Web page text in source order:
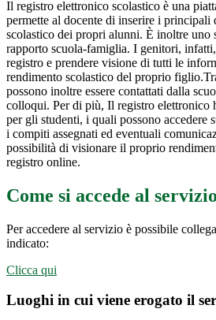
Il registro elettronico scolastico è una
permette al docente di inserire i principali
scolastico dei propri alunni. È inoltre uno
rapporto scuola-famiglia. I genitori, infatti,
registro e prendere visione di tutti le
rendimento scolastico del proprio
possono inoltre essere contattati dalla
colloqui. Per di più, Il registro elettronico
per gli studenti, i quali possono accedere
i compiti assegnati ed eventuali
possibilità di visionare il proprio
registro online.
Come si accede al servizio
Per accedere al servizio è possibile
indicato:
Clicca qui
Luoghi in cui viene erogato il